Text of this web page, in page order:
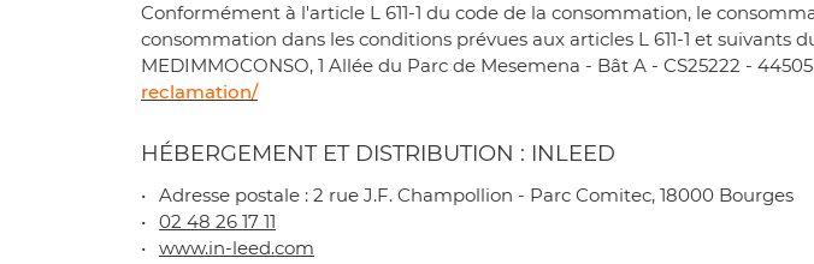
Conformément à l'article L 611-1 du code de la consommation, le
consommation dans les conditions prévues aux articles L 611-1 et
MEDIMMOCONSO, 1 Allée du Parc de Mesemena - Bât A - CS25222 -
reclamation/
HÉBERGEMENT ET DISTRIBUTION : INLEED
Adresse postale : 2 rue J.F. Champollion - Parc Comitec, 18000 Bourges
02 48 26 17 11
www.in-leed.com